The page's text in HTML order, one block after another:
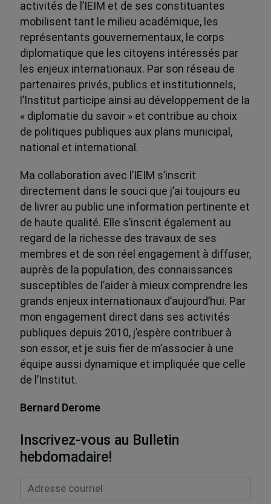
activités de l’IEIM et de ses constituantes
mobilisent tant le milieu académique, les
représentants gouvernementaux, le corps
diplomatique que les citoyens intéressés par
les enjeux internationaux. Par son réseau de
partenaires privés, publics et institutionnels,
l’Institut participe ainsi au développement de la
« diplomatie du savoir » et contribue au choix
de politiques publiques aux plans municipal,
national et international.
Ma collaboration avec l’IEIM s’inscrit
directement dans le souci que j’ai toujours eu
de livrer au public une information pertinente et
de haute qualité. Elle s’inscrit également au
regard de la richesse des travaux de ses
membres et de son réel engagement à diffuser,
auprès de la population, des connaissances
susceptibles de l’aider à mieux comprendre les
grands enjeux internationaux d’aujourd’hui. Par
mon engagement direct dans ses activités
publiques depuis 2010, j’espère contribuer à
son essor, et je suis fier de m’associer à une
équipe aussi dynamique et impliquée que celle
de l’Institut.
Bernard Derome
Inscrivez-vous au Bulletin
hebdomadaire!